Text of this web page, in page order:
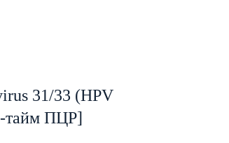
31/33 (HPV
тайм ПЦР]